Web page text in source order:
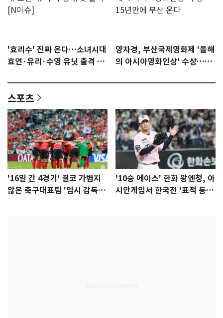
'효리수' 진짜 온다…소녀시대
효연·유리·수영 유닛 출격 [N
양자경, 부산국제영화제 '올해
의 아시아영화인상' 수상…15
스포츠
'16일 간 4경기' 결코 가볍지
않은 축구대표팀 '임시 감독'
'10승 에이스' 한화 왕옌청, 아
시안게임서 한국전 '표적 등